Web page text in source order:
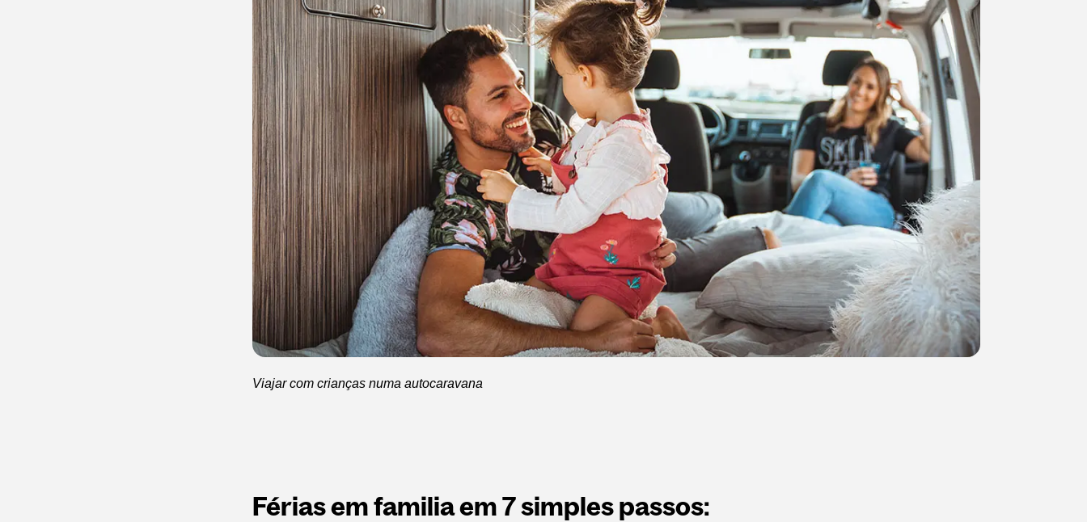
Viajar com crianças numa autocaravana
Férias em familia em 7 simples passos: